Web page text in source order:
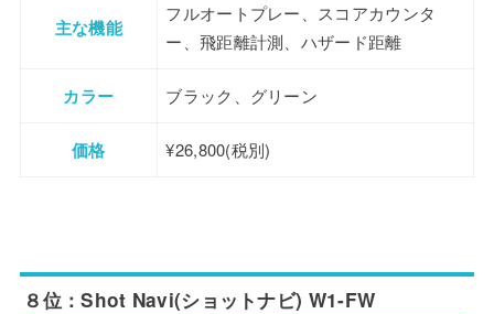
主な機能
フルオートプレー、スコアカウンタ
ー、飛距離計測、ハザード距離
カラー ブラック、グリーン
価格 ¥26,800(税別)
８位：Shot Navi(ショットナビ) W1-FW